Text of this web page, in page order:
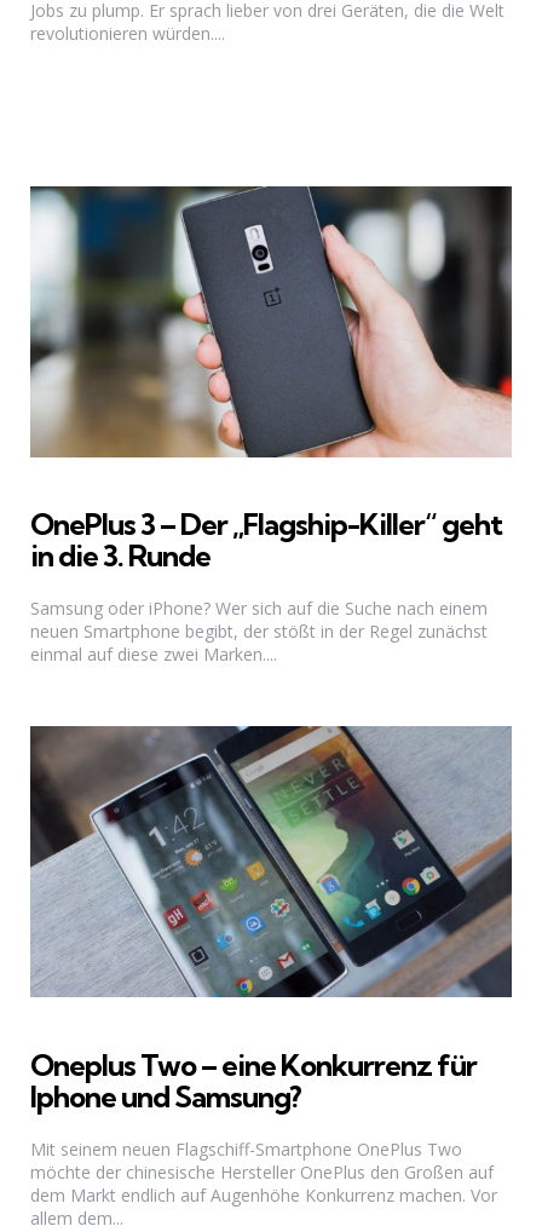
Jobs zu plump. Er sprach lieber von drei Geräten, die die Welt
revolutionieren würden....
OnePlus 3 – Der „Flagship-Killer“ geht
in die 3. Runde
Samsung oder iPhone? Wer sich auf die Suche nach einem
neuen Smartphone begibt, der stößt in der Regel zunächst
einmal auf diese zwei Marken....
Oneplus Two – eine Konkurrenz für
Iphone und Samsung?
Mit seinem neuen Flagschiff-Smartphone OnePlus Two
möchte der chinesische Hersteller OnePlus den Großen auf
dem Markt endlich auf Augenhöhe Konkurrenz machen. Vor
allem dem...